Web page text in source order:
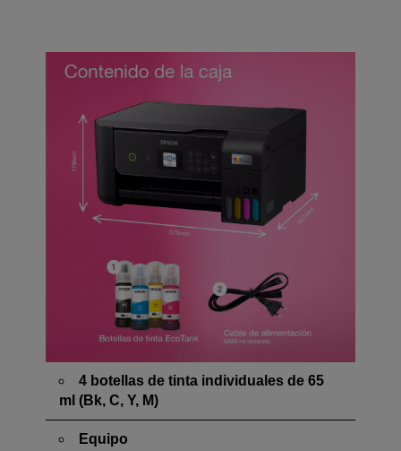
4 botellas de tinta individuales de 65
ml (Bk, C, Y, M)
Equipo